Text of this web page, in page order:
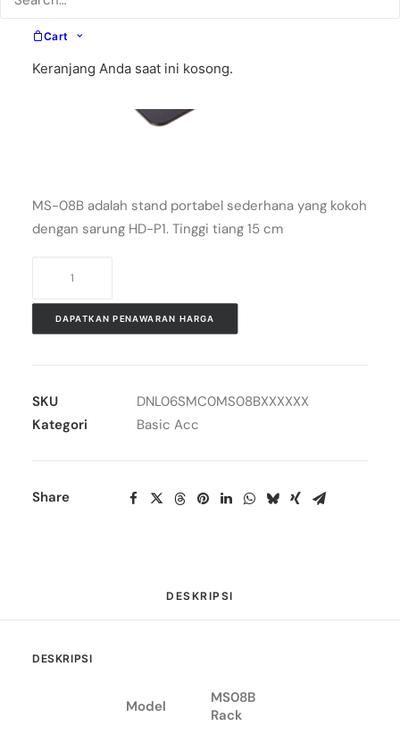
Cart
Keranjang Anda saat ini kosong.
MS-08B adalah stand portabel sederhana yang kokoh
dengan sarung HD-P1. Tinggi tiang 15 cm
basic
DAPATKAN PENAWARAN HARGA
SKU
DNL06SMC0MS08BXXXXXX
Kategori
Basic Acc
Share
DESKRIPSI
DESKRIPSI
Model
MS08B
Rack